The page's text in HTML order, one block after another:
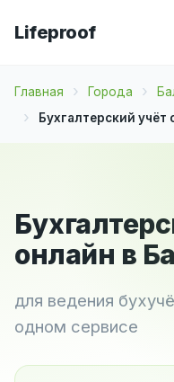
Lifeproof
Главная Города
Бухгалтерский
онлайн в
для ведения
одном сервисе